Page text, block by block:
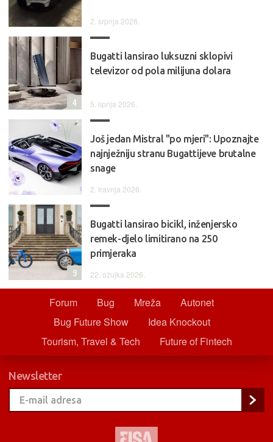
2. srpnja 2026.
Bugatti lansirao luksuzni sklopivi
televizor od pola milijuna dolara
5. lipnja 2026.
4
Još jedan Mistral "po mjeri": Upoznajte
najnježniju stranu Bugattijeve brutalne
snage
2. travnja 2026.
Bugatti lansirao bicikl, inženjersko
remek-djelo limitirano na 250
primjeraka
22. ožujka 2026.
9
Forum Bug Mreža
Autonet
Bug Future Show
Idea Knockout
Tourism, Travel & Tech
Future of Fintech
Newsletter